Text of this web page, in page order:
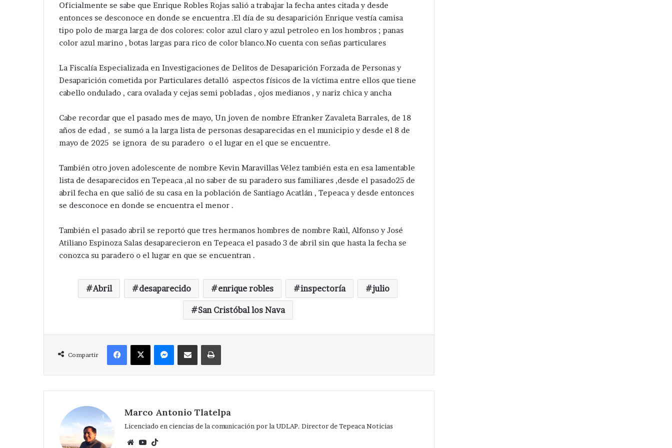
Oficialmente se sabe que Enrique Robles Rojas salió a trabajar la fecha antes citada y desde
entonces se desconoce en donde se encuentra .El día de su desaparición Enrique vestía camisa
tipo polo de marga larga de dos colores: color azul claro y azul petroleo en los hombros ; panas
color azul marino , botas largas para rico de color blanco.No cuenta con señas particulares
La Fiscalía Especializada en Investigaciones de Delitos de Desaparición Forzada de Personas y
Desaparición cometida por Particulares detalló aspectos físicos de la víctima entre ellos que tiene
cabello ondulado , cara ovalada y cejas semi pobladas , ojos medianos , y nariz chica y ancha
Cabe recordar que el pasado mes de mayo, Un joven de nombre Efranker Zavaleta Barrales, de 18
años de edad , se sumó a la larga lista de personas desaparecidas en el municipio y desde el 8 de
mayo de 2025 se ignora de su paradero o el lugar en el que se encuentre.
También otro joven adolescente de nombre Kevin Maravillas Vélez también esta en esa lamentable
lista de desaparecidos en Tepeaca ,al no saber de su paradero sus familiares ,desde el pasado25 de
abril fecha en que salió de su casa en la población de Santiago Acatlán , Tepeaca y desde entonces
se desconoce en donde se encuentra el menor .
También el pasado abril se reportó que tres hermanos hombres de nombre Raúl, Alfonso y José
Atiliano Espinoza Salas desaparecieron en Tepeaca el pasado 3 de abril sin que hasta la fecha se
conozca su paradero o el lugar en que se encuentran .
Abril desaparecido enrique robles inspectoría julio
San Cristóbal los Nava
Compartir
Facebook
X MessengerCompartir via CorreoImprimir
Marco Antonio Tlatelpa
Licenciado en ciencias de la comunicación por la UDLAP. Director de Tepeaca Noticias
WebsiteYouTube